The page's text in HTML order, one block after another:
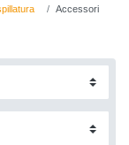
Accessori